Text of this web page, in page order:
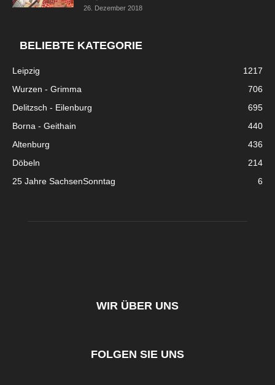
26. Dezember 2018
BELIEBTE KATEGORIE
Leipzig
1217
Wurzen - Grimma
706
Delitzsch - Eilenburg
695
Borna - Geithain
440
Altenburg
436
Döbeln
214
25 Jahre SachsenSonntag
6
WIR ÜBER UNS
FOLGEN SIE UNS